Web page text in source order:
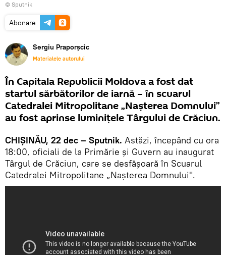
© Sputnik
Abonare
Sergiu Praporșcic
Materialele autorului
În Capitala Republicii Moldova a fost dat
startul sărbătorilor de iarnă – în scuarul
Catedralei Mitropolitane „Nașterea Domnului”
au fost aprinse luminițele Târgului de Crăciun.
CHIȘINĂU, 22 dec – Sputnik. Astăzi, începând cu ora
18:00, oficiali de la Primărie și Guvern au inaugurat
Târgul de Crăciun, care se desfășoară în Scuarul
Catedralei Mitropolitane „Nașterea Domnului".